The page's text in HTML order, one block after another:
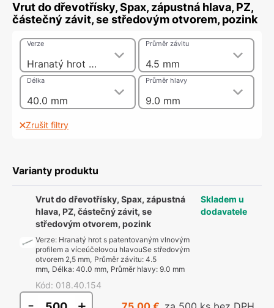
Vrut do dřevotřísky, Spax, zápustná hlava, PZ,
částečný závit, se středovým otvorem, pozink
Hranatý hrot s patentovaným vlnovým profilem a víceúčelovou hlavouSe středovým otvorem 2,5 mm
Verze
4.5 mm
Průměr závitu
40.0 mm
Délka
9.0 mm
Průměr hlavy
Zrušit filtry
Varianty produktu
Vrut do dřevotřísky, Spax, zápustná
hlava, PZ, částečný závit, se
středovým otvorem, pozink
Verze: Hranatý hrot s patentovaným vlnovým
profilem a víceúčelovou hlavouSe středovým
otvorem 2,5 mm, Průměr závitu: 4.5
mm, Délka: 40.0 mm, Průměr hlavy: 9.0 mm
Kód: 018.40.154
Skladem u
dodavatele